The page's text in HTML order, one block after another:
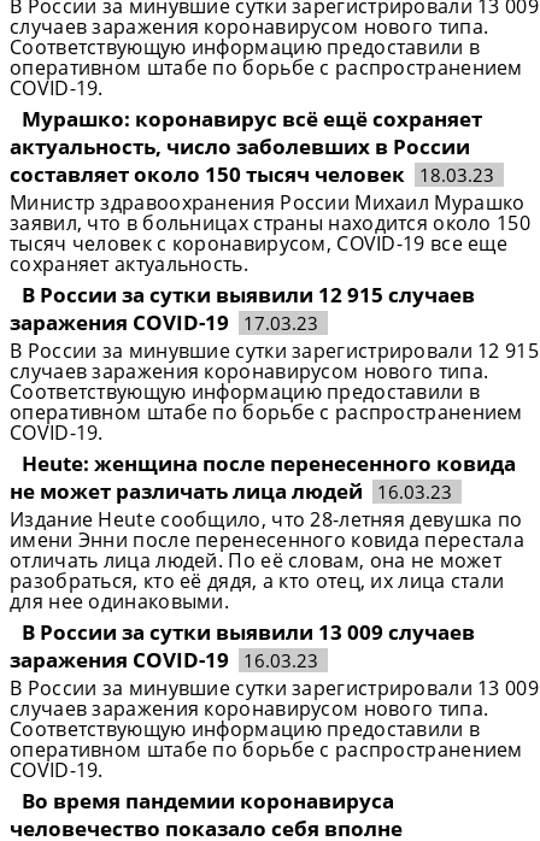
В России за минувшие сутки зарегистрировали 13 009
случаев заражения коронавирусом нового типа.
Соответствующую информацию предоставили в
оперативном штабе по борьбе с распространением
COVID-19.
Мурашко: коронавирус всё ещё сохраняет
актуальность, число заболевших в России
составляет около 150 тысяч человек
18.03.23
Министр здравоохранения России Михаил Мурашко
заявил, что в больницах страны находится около 150
тысяч человек с коронавирусом, COVID-19 все еще
сохраняет актуальность.
В России за сутки выявили 12 915 случаев
заражения COVID-19
17.03.23
В России за минувшие сутки зарегистрировали 12 915
случаев заражения коронавирусом нового типа.
Соответствующую информацию предоставили в
оперативном штабе по борьбе с распространением
COVID-19.
Нeute: женщина после перенесенного ковида
не может различать лица людей
16.03.23
Издание Heute сообщило, что 28-летняя девушка по
имени Энни после перенесенного ковида перестала
отличать лица людей. По её словам, она не может
разобраться, кто её дядя, а кто отец, их лица стали
для нее одинаковыми.
В России за сутки выявили 13 009 случаев
заражения COVID-19
16.03.23
В России за минувшие сутки зарегистрировали 13 009
случаев заражения коронавирусом нового типа.
Соответствующую информацию предоставили в
оперативном штабе по борьбе с распространением
COVID-19.
Во время пандемии коронавируса
человечество показало себя вполне